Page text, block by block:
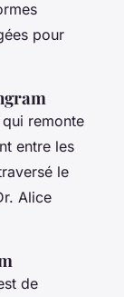
pour
remonte
entre les
le
Alice
de